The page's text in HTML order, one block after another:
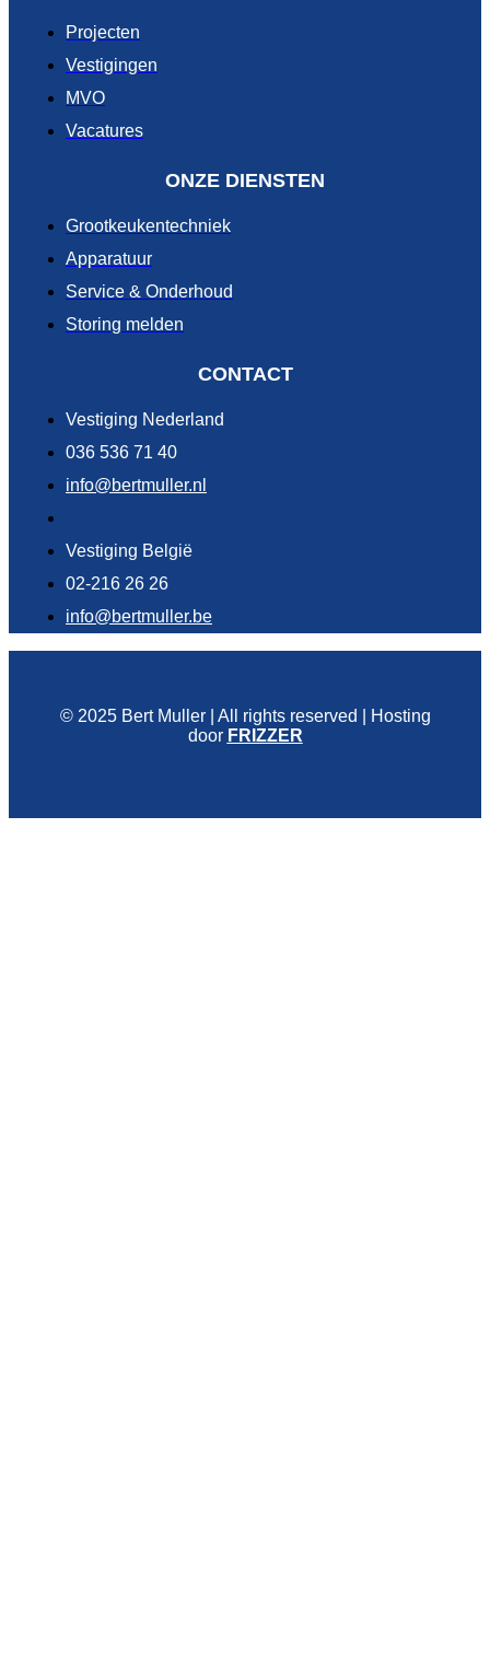
Projecten
Vestigingen
MVO
Vacatures
ONZE DIENSTEN
Grootkeukentechniek
Apparatuur
Service & Onderhoud
Storing melden
CONTACT
Vestiging Nederland
036 536 71 40
info@bertmuller.nl
Vestiging België
02-216 26 26
info@bertmuller.be
© 2025 Bert Muller | All rights reserved | Hosting
door FRIZZER